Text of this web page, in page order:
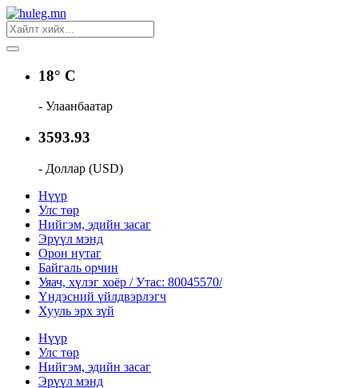
18° C
- Улаанбаатар
3593.93
- Доллар (USD)
Нүүр
Улс төр
Нийгэм, эдийн засаг
Эрүүл мэнд
Орон нутаг
Байгаль орчин
Уяач, хүлэг хоёр / Утас: 80045570/
Үндэсний үйлдвэрлэгч
Хууль эрх зүй
Нүүр
Улс төр
Нийгэм, эдийн засаг
Эрүүл мэнд